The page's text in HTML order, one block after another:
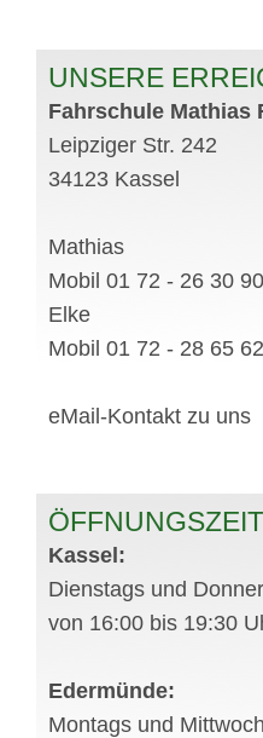
UNSERE
Fahrschule Mathias
Leipziger Str. 242
34123 Kassel
Mathias
Mobil 01 72 - 26 30
Elke
Mobil 01 72 - 28 65
eMail-Kontakt zu uns
Kassel:
Dienstags und
von 16:00 bis 19:30
Edermünde:
Montags und